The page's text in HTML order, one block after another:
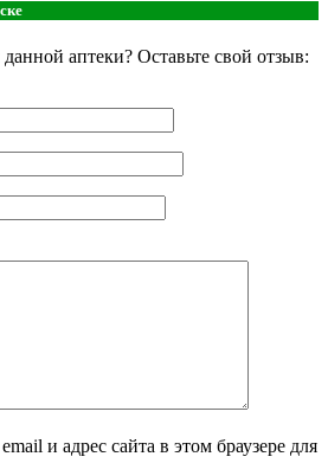
аптеки? Оставьте свой отзыв:
и адрес сайта в этом браузере для